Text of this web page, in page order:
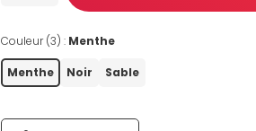
Couleur (3) : Menthe
Menthe Noir Sable